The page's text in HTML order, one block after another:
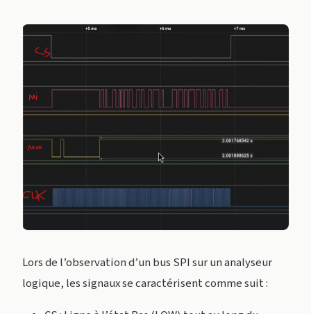
Lors de l’observation d’un bus SPI sur un analyseur
logique, les signaux se caractérisent comme suit :